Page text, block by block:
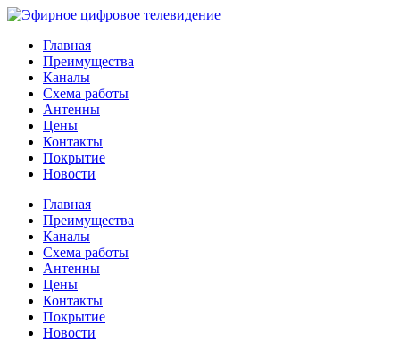
Главная
Преимущества
Каналы
Схема работы
Антенны
Цены
Контакты
Покрытие
Новости
Главная
Преимущества
Каналы
Схема работы
Антенны
Цены
Контакты
Покрытие
Новости